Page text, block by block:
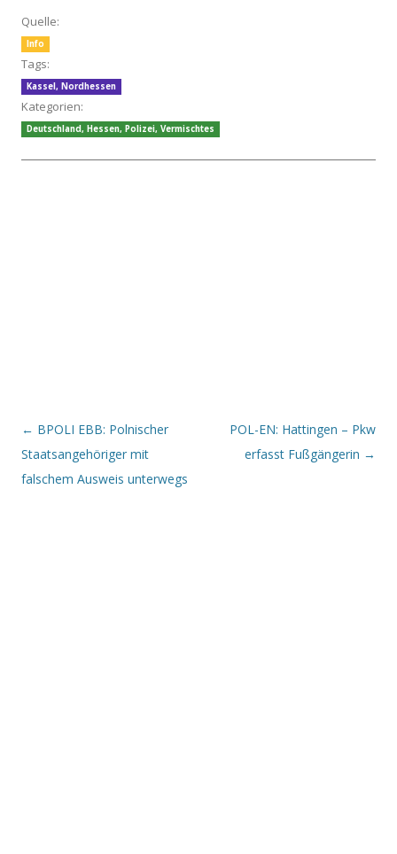
Quelle:
Info
Tags:
Kassel , Nordhessen
Kategorien:
Deutschland, Hessen, Polizei, Vermischtes
Beitrags-Navigation
← BPOLI EBB: Polnischer
Staatsangehöriger mit
falschem Ausweis unterwegs
POL-EN: Hattingen – Pkw
erfasst Fußgängerin →